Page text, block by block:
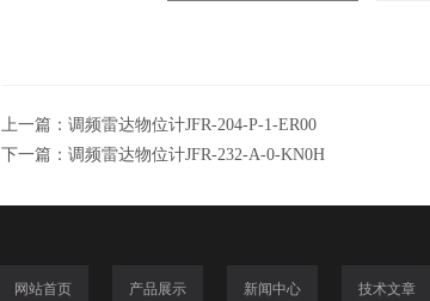
上一篇： 调频雷达物位计JFR-204-P-1-ER00
下一篇： 调频雷达物位计JFR-232-A-0-KN0H
网站首页 产品展示 新闻中心 技术文章